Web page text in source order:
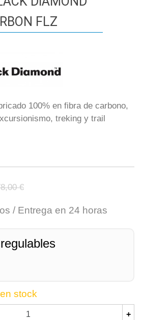
FLZ
100% en fibra de carbono,
treking y trail
€
/ Entrega en 24 horas
stock
+